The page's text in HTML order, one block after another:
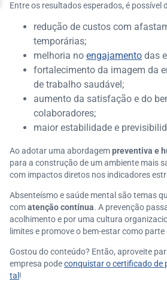
Entre os resultados esperados, é possível
redução de custos com
temporárias;
melhoria no engajamento das
fortalecimento da imagem da
de trabalho saudável;
aumento da satisfação e do
colaboradores;
maior estabilidade e
Ao adotar uma abordagempreventiva e
para a construção de um ambiente mais
com impactos diretos nos indicadores
Absenteísmo e saúde mental são temas
comatenção contínua. A prevenção
acolhimento e por uma cultura
limites e promove o bem-estar como
Gostou do conteúdo? Então, aproveite
empresa podeconquistar o certificado de
tal !